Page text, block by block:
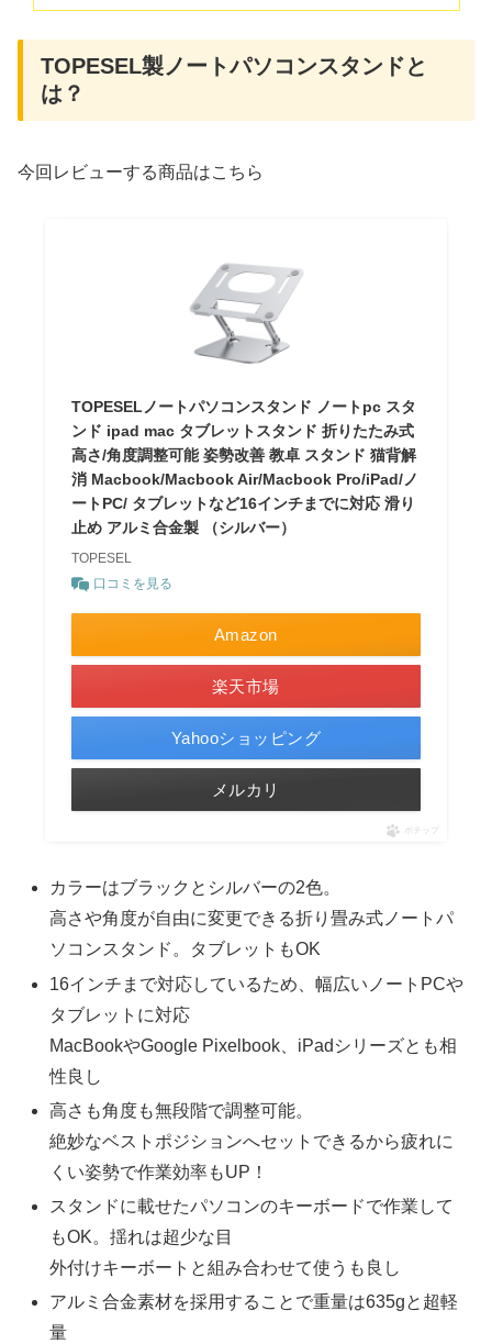
TOPESEL製ノートパソコンスタンドと
は？
今回レビューする商品はこちら
TOPESELノートパソコンスタンド ノートpc スタ
ンド ipad mac タブレットスタンド 折りたたみ式
高さ/角度調整可能 姿勢改善 教卓 スタンド 猫背解
消 Macbook/Macbook Air/Macbook Pro/iPad/ノ
ートPC/ タブレットなど16インチまでに対応 滑り
止め アルミ合金製 （シルバー）
TOPESEL
口コミを見る
Amazon
楽天市場
Yahooショッピング
メルカリ
ポチップ
カラーはブラックとシルバーの2色。
高さや角度が自由に変更できる折り畳み式ノートパ
ソコンスタンド。タブレットもOK
16インチまで対応しているため、幅広いノートPCや
タブレットに対応
MacBookやGoogle Pixelbook、iPadシリーズとも相
性良し
高さも角度も無段階で調整可能。
絶妙なベストポジションへセットできるから疲れに
くい姿勢で作業効率もUP！
スタンドに載せたパソコンのキーボードで作業して
もOK。揺れは超少な目
外付けキーボートと組み合わせて使うも良し
アルミ合金素材を採用することで重量は635gと超軽
量